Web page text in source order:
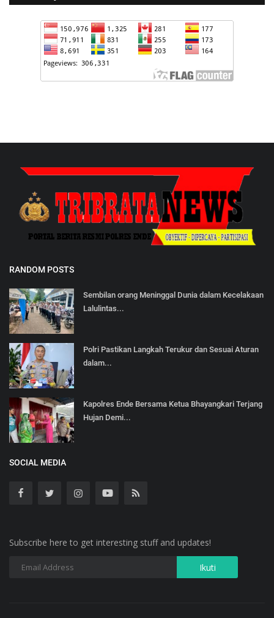
RANDOM POSTS
Sembilan orang Meninggal Dunia dalam Kecelakaan
Lalulintas...
Polri Pastikan Langkah Terukur dan Sesuai Aturan
dalam...
Kapolres Ende Bersama Ketua Bhayangkari Terjang
Hujan Demi...
SOCIAL MEDIA
Subscribe here to get interesting stuff and updates!